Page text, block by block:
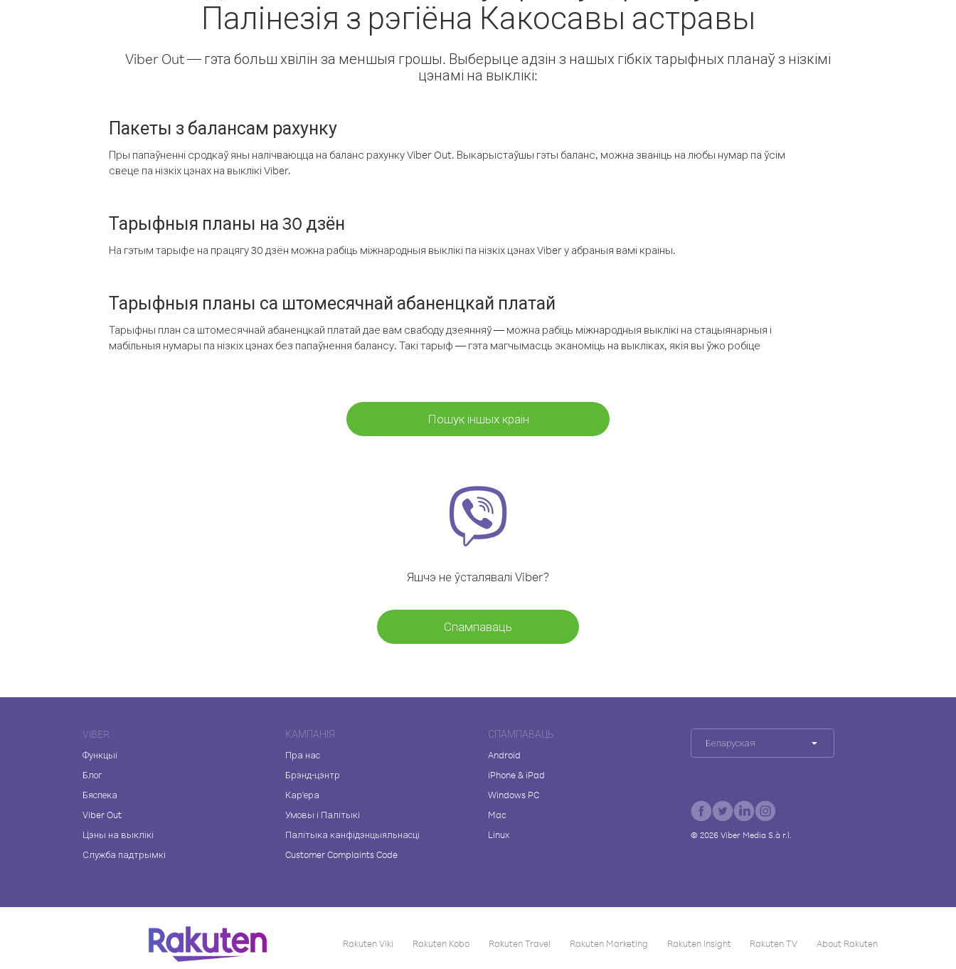
Палінезія з рэгіёна Какосавы астравы
Viber Out — гэта больш хвілін за меншыя грошы. Выберыце адзін з нашых гібкіх тарыфных планаў з нізкімі
цэнамі на выклікі:
Пакеты з балансам рахунку
Пры папаўненні сродкаў яны налічваюцца на баланс рахунку Viber Out. Выкарыстаўшы гэты баланс, можна званіць на любы нумар па ўсім
свеце па нізкіх цэнах на выклікі Viber.
Тарыфныя планы на 30 дзён
На гэтым тарыфе на працягу 30 дзён можна рабіць міжнародныя выклікі па нізкіх цэнах Viber у абраныя вамі краіны.
Тарыфныя планы са штомесячнай абаненцкай платай
Тарыфны план са штомесячнай абаненцкай платай дае вам свабоду дзеянняў — можна рабіць міжнародныя выклікі на стацыянарныя і
мабільныя нумары па нізкіх цэнах без папаўнення балансу. Такі тарыф — гэта магчымасць эканоміць на выкліках, якія вы ўжо робіце
Пошук іншых краін
Яшчэ не ўсталявалі Viber?
Спампаваць
VIBER
Функцыі
Блог
Бяспека
Viber Out
Цэны на выклікі
Служба падтрымкі
КАМПАНІЯ
Пра нас
Брэнд-цэнтр
Кар'ера
Умовы і Палітыкі
Палітыка канфідэнцыяльнасці
Customer Complaints Code
СПАМПАВАЦЬ
Android
iPhone & iPad
Windows PC
Mac
Linux
Беларуская
© 2026 Viber Media S.à r.l.
Rakuten Viki Rakuten Kobo Rakuten Travel Rakuten Marketing Rakuten Insight Rakuten TV About Rakuten